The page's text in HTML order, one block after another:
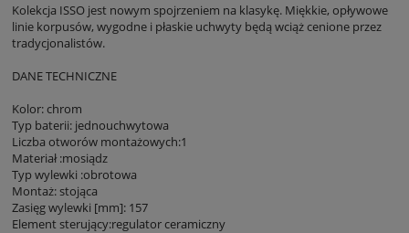
Kolekcja ISSO jest nowym spojrzeniem na klasykę. Miękkie, opływowe
linie korpusów, wygodne i płaskie uchwyty będą wciąż cenione przez
tradycjonalistów.
DANE TECHNICZNE
Kolor: chrom
Typ baterii: jednouchwytowa
Liczba otworów montażowych:1
Materiał :mosiądz
Typ wylewki :obrotowa
Montaż: stojąca
Zasięg wylewki [mm]: 157
Element sterujący:regulator ceramiczny